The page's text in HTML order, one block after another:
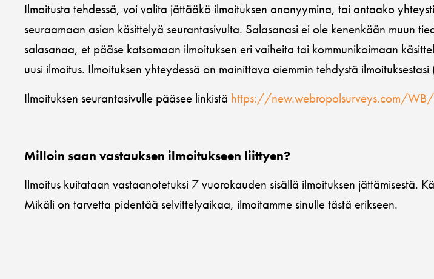
Ilmoitusta tehdessä, voi valita jättääkö ilmoituksen anonyymina, tai antaako
seuraamaan asian käsittelyä seurantasivulta. Salasanasi ei ole kenenkään muun
salasanaa, et pääse katsomaan ilmoituksen eri vaiheita tai kommunikoimaan
uusi ilmoitus. Ilmoituksen yhteydessä on mainittava aiemmin tehdystä
Ilmoituksen seurantasivulle pääsee linkistä https://new.webropolsurveys.com/
Milloin saan vastauksen ilmoitukseen liittyen?
Ilmoitus kuitataan vastaanotetuksi 7 vuorokauden sisällä ilmoituksen jättämisestä.
Mikäli on tarvetta pidentää selvittelyaikaa, ilmoitamme sinulle tästä erikseen.